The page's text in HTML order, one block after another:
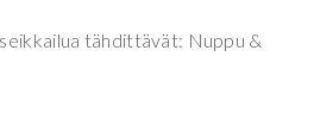
tähdittävät: Nuppu &